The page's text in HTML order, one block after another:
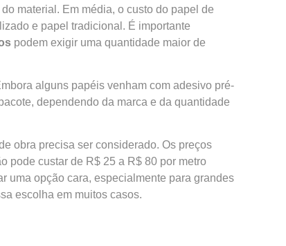
material. Em média, o custo do papel de
e papel tradicional. É importante
podem exigir uma quantidade maior de
alguns papéis venham com adesivo pré-
dependendo da marca e da quantidade
obra precisa ser considerado. Os preços
pode custar de R$ 25 a R$ 80 por metro
uma opção cara, especialmente para grandes
escolha em muitos casos.